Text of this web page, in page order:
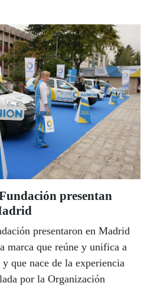
familiarizadas con las
entre otros
con los cajeros automáticos.
presentan
presentaron en Madrid
marca que reúne y unifica a
y que nace de la experiencia
por la Organización